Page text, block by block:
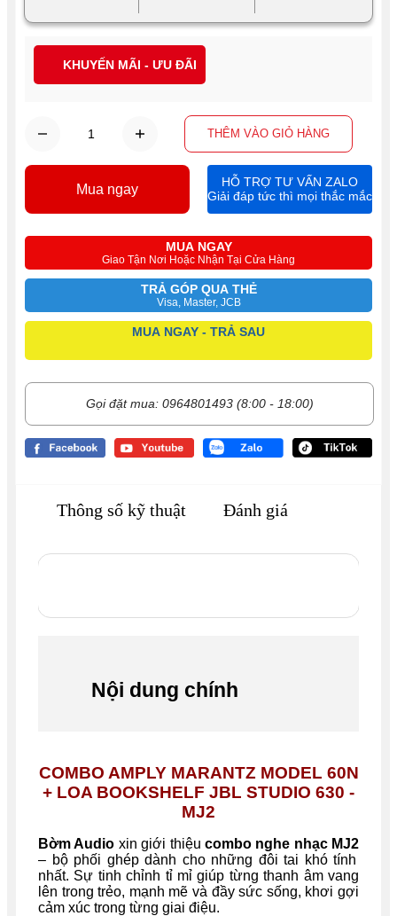
THÊM VÀO GIỎ HÀNG
MUA NGAY
Giao Tận Nơi Hoặc Nhận Tại Cửa Hàng
TRẢ GÓP QUA THẺ
Visa, Master, JCB
MUA NGAY - TRẢ SAU
Gọi đặt mua: 0964801493 (8:00 - 18:00)
Mua ngay
HỖ TRỢ TƯ VẤN ZALO
Giải đáp tức thì mọi thắc mắc
KHUYẾN MÃI - ƯU ĐÃI
Thông số kỹ thuật Đánh giá
Nội dung chính
COMBO AMPLY MARANTZ MODEL 60N
+ LOA BOOKSHELF JBL STUDIO 630 -
MJ2
Bờm Audio xin giới thiệu combo nghe nhạc MJ2
– bộ phối ghép dành cho những đôi tai khó tính
nhất. Sự tinh chỉnh tỉ mỉ giúp từng thanh âm vang
lên trong trẻo, mạnh mẽ và đầy sức sống, khơi gợi
cảm xúc trong từng giai điệu.